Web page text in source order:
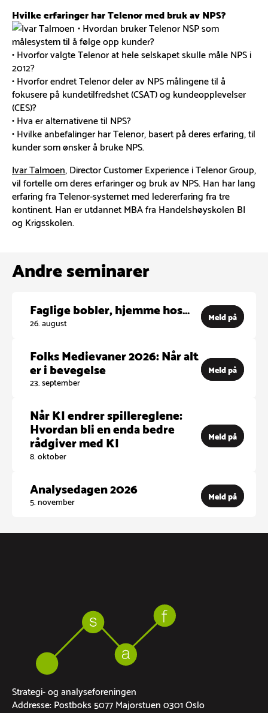
Hvilke erfaringer har Telenor med bruk av NPS?
• Hvordan bruker Telenor NSP som
målesystem til å følge opp kunder?
• Hvorfor valgte Telenor at hele selskapet skulle måle NPS i
2012?
• Hvorfor endret Telenor deler av NPS målingene til å
fokusere på kundetilfredshet (CSAT) og kundeopplevelser
(CES)?
• Hva er alternativene til NPS?
• Hvilke anbefalinger har Telenor, basert på deres erfaring, til
kunder som ønsker å bruke NPS.
Ivar Talmoen, Director Customer Experience i Telenor Group,
vil fortelle om deres erfaringer og bruk av NPS. Han har lang
erfaring fra Telenor-systemet med ledererfaring fra tre
kontinent. Han er utdannet MBA fra Handelshøyskolen BI
og Krigsskolen.
Andre seminarer
Faglige bobler, hjemme hos…
26. august Meld på
Folks Medievaner 2026: Når alt
er i bevegelse
23. september
Meld på
Når KI endrer spillereglene:
Hvordan bli en enda bedre
rådgiver med KI
8. oktober
Meld på
Analysedagen 2026
5. november Meld på
Strategi- og analyseforeningen
Addresse: Postboks 5077 Majorstuen 0301 Oslo